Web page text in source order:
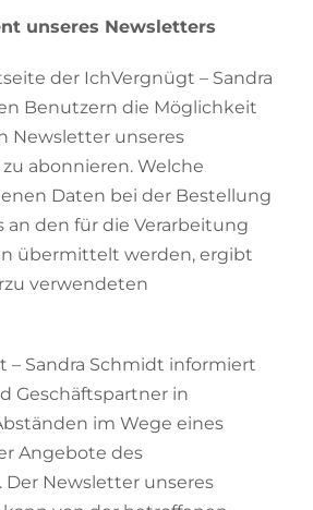
unseres Newsletters
der IchVergnügt – Sandra
Benutzern die Möglichkeit
Newsletter unseres
abonnieren. Welche
Daten bei der Bestellung
an den für die Verarbeitung
übermittelt werden, ergibt
verwendeten
– Sandra Schmidt informiert
Geschäftspartner in
im Wege eines
Angebote des
Newsletter unseres